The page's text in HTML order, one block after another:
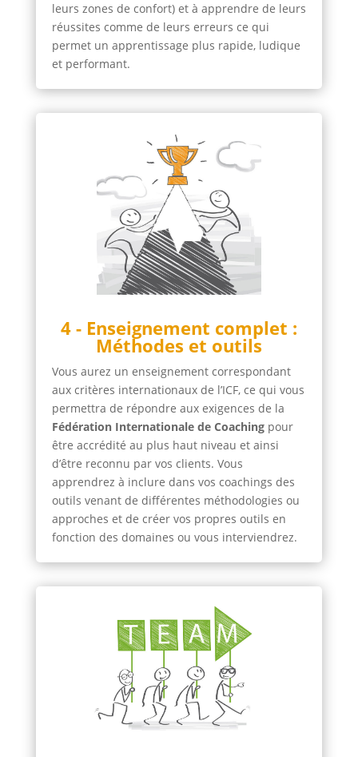
leurs zones de confort) et à apprendre de leurs
réussites comme de leurs erreurs ce qui
permet un apprentissage plus rapide, ludique
et performant.
4 - Enseignement complet :
Méthodes et outils
Vous aurez un enseignement correspondant
aux critères internationaux de l’ICF, ce qui vous
permettra de répondre aux exigences de la
Fédération Internationale de Coachingpour
être accrédité au plus haut niveau et ainsi
d’être reconnu par vos clients. Vous
apprendrez à inclure dans vos coachings des
outils venant de différentes méthodologies ou
approches et de créer vos propres outils en
fonction des domaines ou vous interviendrez.